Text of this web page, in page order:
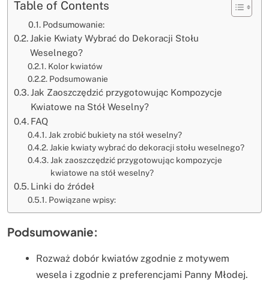
Table of Contents
Podsumowanie:
Jakie Kwiaty Wybrać do Dekoracji Stołu
Weselnego?
Kolor kwiatów
Podsumowanie
Jak Zaoszczędzić przygotowując Kompozycje
Kwiatowe na Stół Weselny?
FAQ
Jak zrobić bukiety na stół weselny?
Jakie kwiaty wybrać do dekoracji stołu weselnego?
Jak zaoszczędzić przygotowując kompozycje
kwiatowe na stół weselny?
Linki do źródeł
Powiązane wpisy:
Podsumowanie:
Rozważ dobór kwiatów zgodnie z motywem
wesela i zgodnie z preferencjami Panny Młodej.